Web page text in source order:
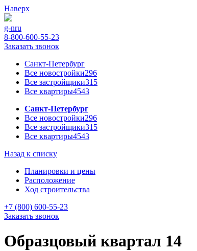
Наверх
g-nru
8-800-600-55-23
Заказать звонок
Санкт-Петербург
Все новостройки296
Все застройщики315
Все квартиры4543
Санкт-Петербург
Все новостройки296
Все застройщики315
Все квартиры4543
Назад к списку
Планировки и цены
Расположение
Ход строительства
+7 (800) 600-55-23
Заказать звонок
Образцовый квартал 14